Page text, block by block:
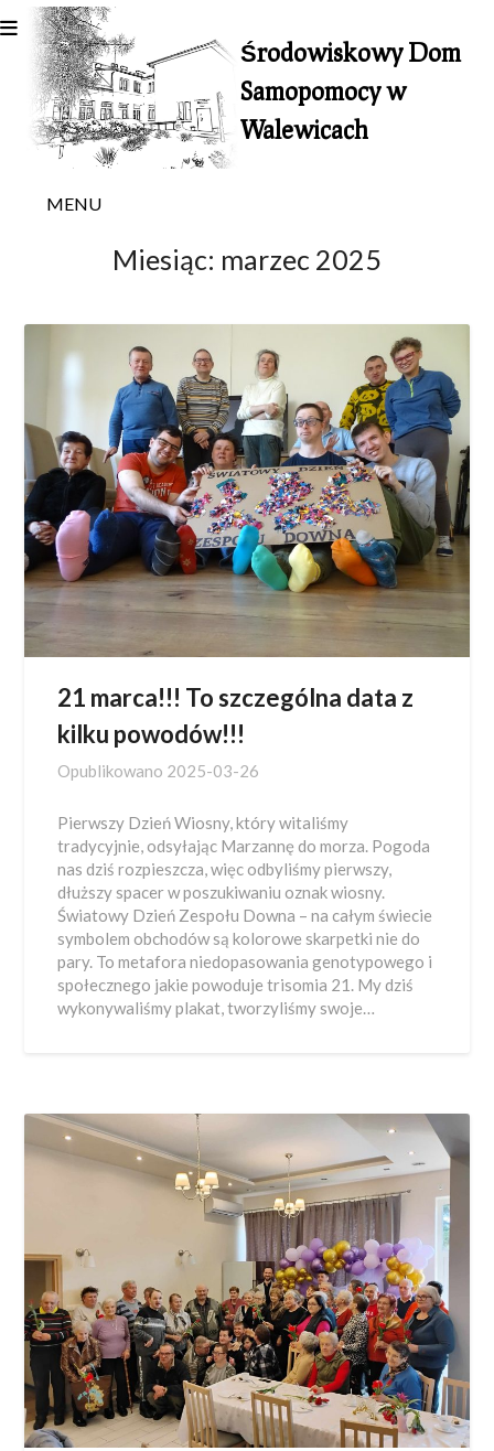
to
content
Środowiskowy Dom
Samopomocy w
Walewicach
MENU
Miesiąc: marzec 2025
21 marca!!! To szczególna data z
kilku powodów!!!
Opublikowano 2025-03-26
Pierwszy Dzień Wiosny, który witaliśmy
tradycyjnie, odsyłając Marzannę do morza. Pogoda
nas dziś rozpieszcza, więc odbyliśmy pierwszy,
dłuższy spacer w poszukiwaniu oznak wiosny.
Światowy Dzień Zespołu Downa – na całym świecie
symbolem obchodów są kolorowe skarpetki nie do
pary. To metafora niedopasowania genotypowego i
społecznego jakie powoduje trisomia 21. My dziś
wykonywaliśmy plakat, tworzyliśmy swoje…